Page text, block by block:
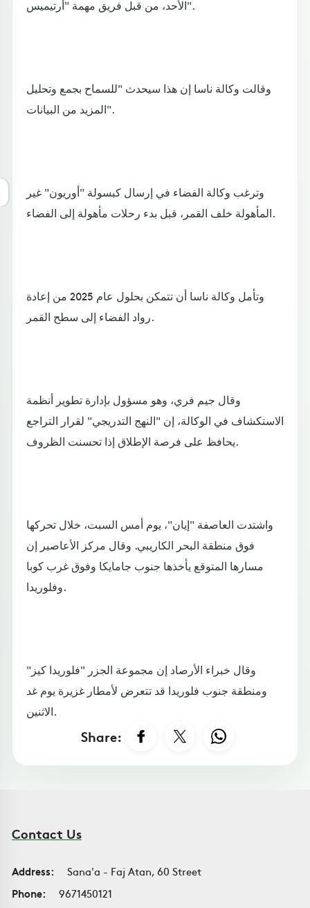
الأحد، من قبل فريق مهمة "أرتيميس".
وقالت وكالة ناسا إن هذا سيحدث "للسماح بجمع وتحليل
المزيد من البيانات".
وترغب وكالة الفضاء في إرسال كبسولة "أوريون" غير
المأهولة خلف القمر، قبل بدء رحلات مأهولة إلى الفضاء.
وتأمل وكالة ناسا أن تتمكن بحلول عام 2025 من إعادة
رواد الفضاء إلى سطح القمر.
وقال جيم فري، وهو مسؤول بإدارة تطوير أنظمة
الاستكشاف في الوكالة، إن "النهج التدريجي" لقرار التراجع
يحافظ على فرصة الإطلاق إذا تحسنت الظروف.
واشتدت العاصفة "إيان"، يوم أمس السبت، خلال تحركها
فوق منطقة البحر الكاريبي. وقال مركز الأعاصير إن
مسارها المتوقع يأخذها جنوب جامايكا وفوق غرب كوبا
وفلوريدا.
وقال خبراء الأرصاد إن مجموعة الجزر "فلوريدا كيز"
ومنطقة جنوب فلوريدا قد تتعرض لأمطار غزيرة يوم غد
الاثنين.
Share:
Contact Us
Address:
Sana'a - Faj Atan, 60 Street
Phone:
9671450121